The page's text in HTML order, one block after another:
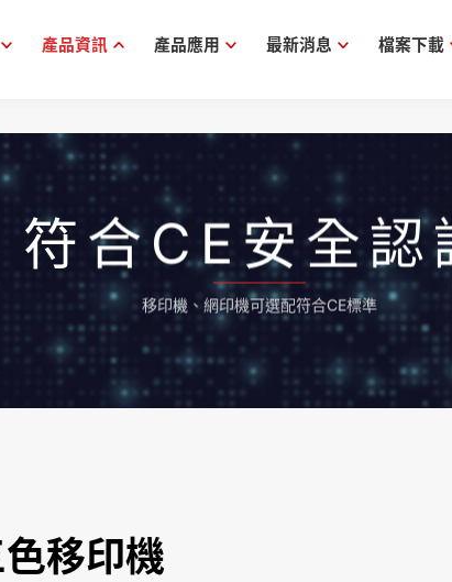
產品資訊 產品應用 最新消息 檔案下載
符合CE安全認
移印機、網印機可選配符合CE標準
移印機